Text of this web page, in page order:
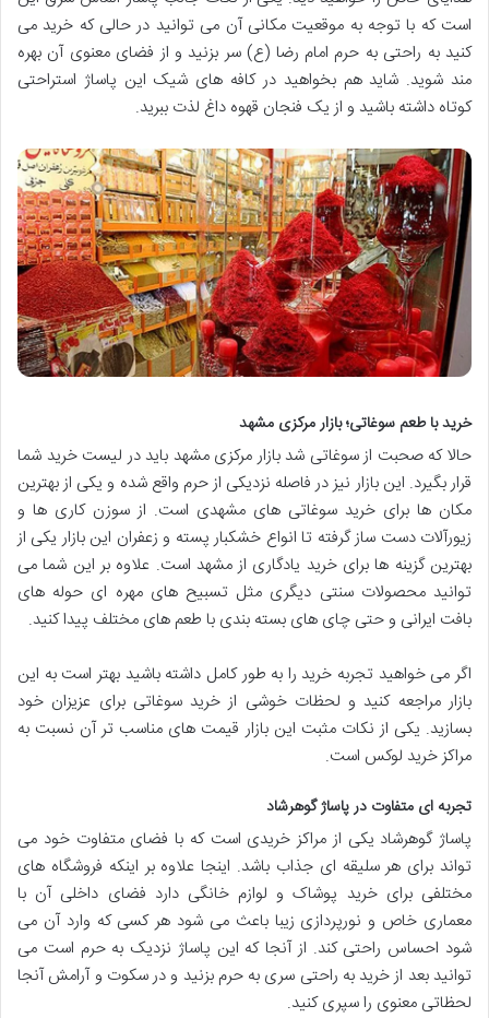
است که با توجه به موقعیت مکانی آن می توانید در حالی که خرید می
کنید به راحتی به حرم امام رضا (ع) سر بزنید و از فضای معنوی آن بهره
مند شوید. شاید هم بخواهید در کافه های شیک این پاساژ استراحتی
کوتاه داشته باشید و از یک فنجان قهوه داغ لذت ببرید.
خرید با طعم سوغاتی؛ بازار مرکزی مشهد
حالا که صحبت از سوغاتی شد بازار مرکزی مشهد باید در لیست خرید شما
قرار بگیرد. این بازار نیز در فاصله نزدیکی از حرم واقع شده و یکی از بهترین
مکان ها برای خرید سوغاتی های مشهدی است. از سوزن کاری ها و
زیورآلات دست ساز گرفته تا انواع خشکبار پسته و زعفران این بازار یکی از
بهترین گزینه ها برای خرید یادگاری از مشهد است. علاوه بر این شما می
توانید محصولات سنتی دیگری مثل تسبیح های مهره ای حوله های
بافت ایرانی و حتی چای های بسته بندی با طعم های مختلف پیدا کنید.
اگر می خواهید تجربه خرید را به طور کامل داشته باشید بهتر است به این
بازار مراجعه کنید و لحظات خوشی از خرید سوغاتی برای عزیزان خود
بسازید. یکی از نکات مثبت این بازار قیمت های مناسب تر آن نسبت به
مراکز خرید لوکس است.
تجربه ای متفاوت در پاساژ گوهرشاد
پاساژ گوهرشاد یکی از مراکز خریدی است که با فضای متفاوت خود می
تواند برای هر سلیقه ای جذاب باشد. اینجا علاوه بر اینکه فروشگاه های
مختلفی برای خرید پوشاک و لوازم خانگی دارد فضای داخلی آن با
معماری خاص و نورپردازی زیبا باعث می شود هر کسی که وارد آن می
شود احساس راحتی کند. از آنجا که این پاساژ نزدیک به حرم است می
توانید بعد از خرید به راحتی سری به حرم بزنید و در سکوت و آرامش آنجا
لحظاتی معنوی را سپری کنید.